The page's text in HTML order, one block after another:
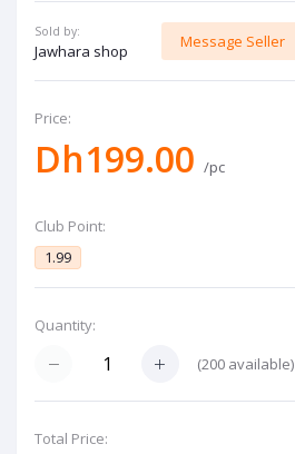
Sold by:
Jawhara shop
Message Seller
Price:
Dh199.00 /pc
Club Point:
1.99
Quantity:
(200 available)
Total Price: